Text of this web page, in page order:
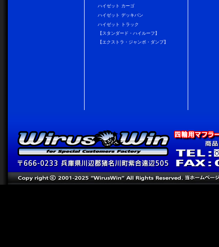
ハイゼット カーゴ
ハイゼット デッキバン
ハイゼット トラック
【スタンダード・ハイルーフ】
【エクストラ・ジャンボ・ダンプ】